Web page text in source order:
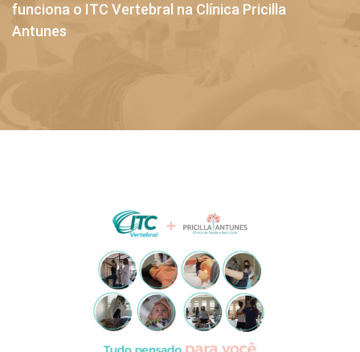
funciona o ITC Vertebral na Clínica Pricilla
Antunes